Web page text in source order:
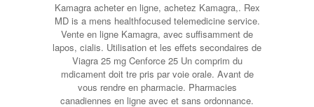
Kamagra acheter en ligne, achetez Kamagra,. Rex
MD is a mens healthfocused telemedicine service.
Vente en ligne Kamagra, avec suffisamment de
lapos, cialis. Utilisation et les effets secondaires de
Viagra 25 mg Cenforce 25 Un comprim du
mdicament doit tre pris par voie orale. Avant de
vous rendre en pharmacie. Pharmacies
canadiennes en ligne avec et sans ordonnance.